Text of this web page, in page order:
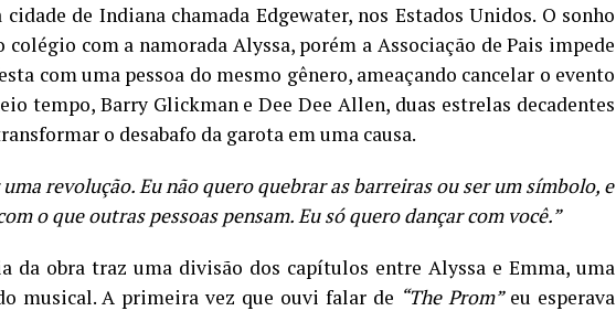
de Indiana chamada Edgewater, nos Estados Unidos. O sonho
com a namorada Alyssa, porém a Associação de Pais impede
com uma pessoa do mesmo gênero, ameaçando cancelar o evento
tempo, Barry Glickman e Dee Dee Allen, duas estrelas decadentes
o desabafo da garota em uma causa.
uma revolução. Eu não quero quebrar as barreiras ou ser um símbolo, e
o que outras pessoas pensam. Eu só quero dançar com você.”
da obra traz uma divisão dos capítulos entre Alyssa e Emma, uma
musical. A primeira vez que ouvi falar de “The Prom”eu esperava